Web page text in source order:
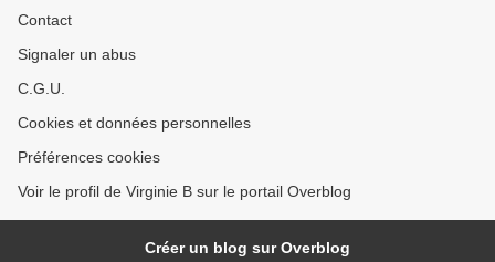
Contact
Signaler un abus
C.G.U.
Cookies et données personnelles
Préférences cookies
Voir le profil de Virginie B sur le portail Overblog
Créer un blog sur Overblog